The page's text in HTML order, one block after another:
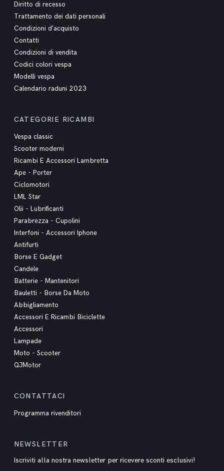
Diritto di recesso
Trattamento dei dati personali
Condizioni d'acquisto
Contatti
Condizioni di vendita
Codici colori vespa
Modelli vespa
Calendario raduni 2023
CATEGORIE RICAMBI
Vespa classic
Scooter moderni
Ricambi E Accessori Lambretta
Ape - Porter
Ciclomotori
LML Star
Olii - Lubrificanti
Parabrezza - Cupolini
Interfoni - Accessori Iphone
Antifurti
Borse E Gadget
Candele
Batterie - Mantenitori
Bauletti - Borse Da Moto
Abbigliamento
Accessori E Ricambi Biciclette
Accessori
Lampade
Moto - Scooter
QJMotor
CONTATTACI
Programma rivenditori
NEWSLETTER
Iscriviti alla nostra newsletter per ricevere sconti esclusivi!